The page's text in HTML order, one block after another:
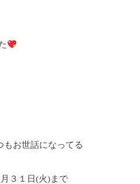
もお世話になってる
３１日(火)まで